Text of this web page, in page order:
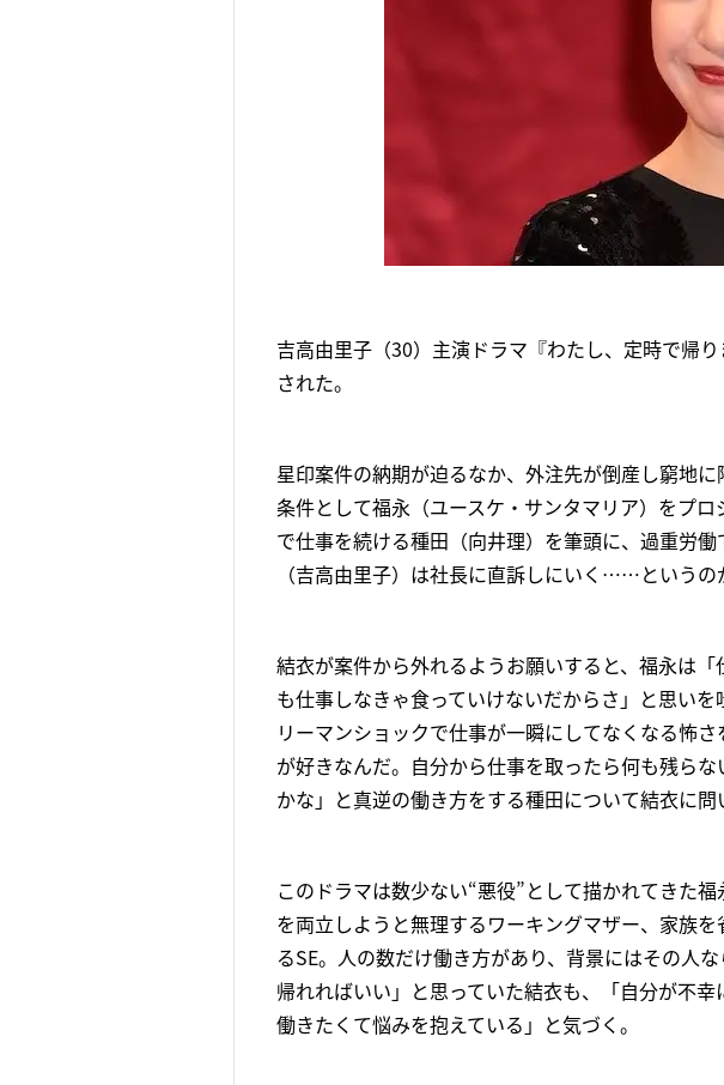
吉高由里子（30）主演ドラマ『わたし、定時で帰
された。
星印案件の納期が迫るなか、外注先が倒産し窮地
条件として福永（ユースケ・サンタマリア）をプ
で仕事を続ける種田（向井理）を筆頭に、過重労
（吉高由里子）は社長に直訴しにいく……というの
結衣が案件から外れるようお願いすると、福永は
も仕事しなきゃ食っていけないだからさ」と思い
リーマンショックで仕事が一瞬にしてなくなる怖
が好きなんだ。自分から仕事を取ったら何も残ら
かな」と真逆の働き方をする種田について結衣に問
このドラマは数少ない“悪役”として描かれてきた
を両立しようと無理するワーキングマザー、家族
るSE。人の数だけ働き方があり、背景にはその人
帰れればいい」と思っていた結衣も、「自分が不
働きたくて悩みを抱えている」と気づく。